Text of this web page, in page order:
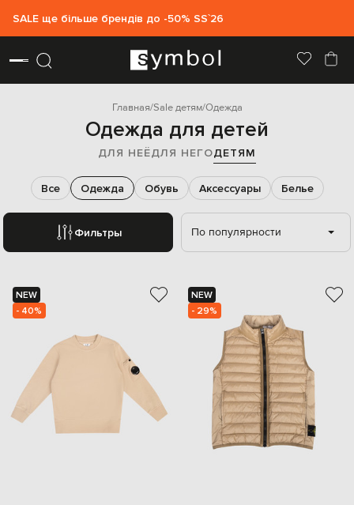
SALE ще більше брендів до -50% SS`26
Главная Sale детям Одежда
Одежда для детей
ДЛЯ НЕЁДЛЯ НЕГОДЕТЯМ
Фильтры
Все Одежда Обувь Аксессуары Белье
По популярности
NEW
- 40%
NEW
- 29%